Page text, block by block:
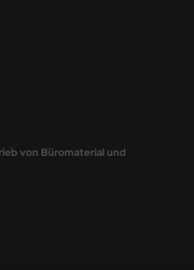
von Büromaterial und